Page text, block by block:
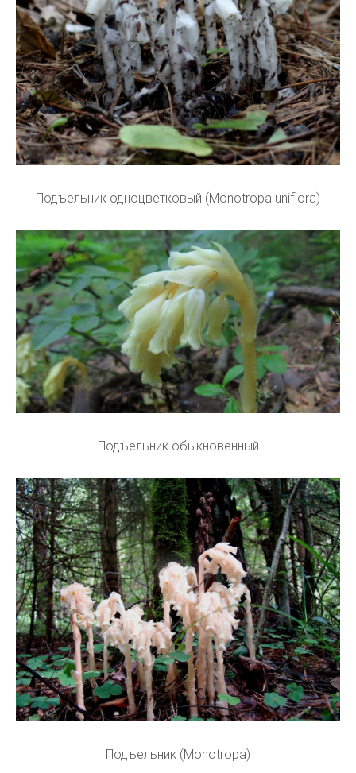
Подъельник одноцветковый (Monotropa uniflora)
Подъельник обыкновенный
Подъельник (Monotropa)